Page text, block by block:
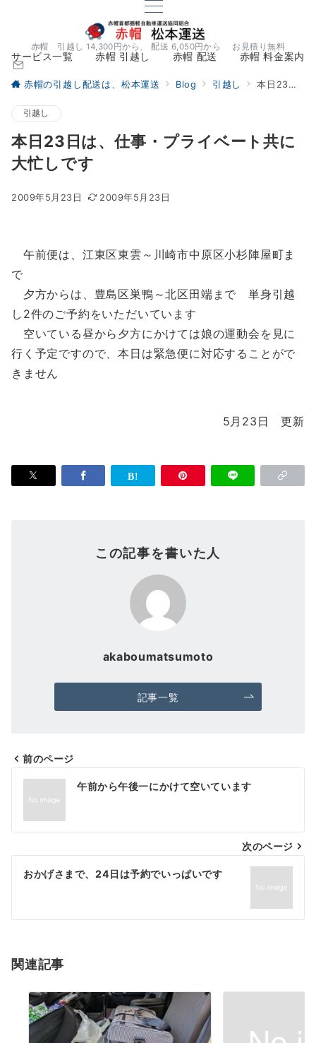
赤帽 引越し 14,300円から、 配送 6,050円から お見積り無料
サービス一覧 赤帽 引越し 赤帽 配送 赤帽 料金案内
赤帽の引越し配送は、松本運送 Blog 引越し 本日23日は、仕事・プライベート共に大忙しです
引越し
本日23日は、仕事・プライベート共に
大忙しです
2009年5月23日 2009年5月23日
午前便は、江東区東雲～川崎市中原区小杉陣屋町ま
で
夕方からは、豊島区巣鴨～北区田端まで 単身引越
し2件のご予約をいただいています
空いている昼から夕方にかけては娘の運動会を見に
行く予定ですので、本日は緊急便に対応することがで
きません
5月23日 更新
この記事を書いた人
akaboumatsumoto
記事一覧
投
ナ
ビ
ゲ
シ
ン
前のページ
午前から午後一にかけて空いています
次のページ
おかげさまで、24日は予約でいっぱいです
関連記事